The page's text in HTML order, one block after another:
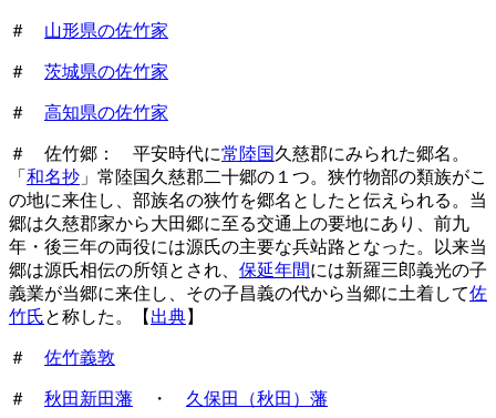
＃ 山形県の佐竹家
＃ 茨城県の佐竹家
＃ 高知県の佐竹家
＃ 佐竹郷： 平安時代に常陸国久慈郡にみられた郷名。
「 和名抄 」常陸国久慈郡二十郷の１つ。狭竹物部の類族がこ
の地に来住し、部族名の狭竹を郷名としたと伝えられる。当
郷は久慈郡家から大田郷に至る交通上の要地にあり、前九
年・後三年の両役には源氏の主要な兵站路となった。以来当
郷は源氏相伝の所領とされ、 保延年間には新羅三郎義光の子
義業が当郷に来住し、その子昌義の代から当郷に土着して佐
竹氏と称した。【 出典】
＃ 佐竹義敦
＃ 秋田新田藩 ・ 久保田（秋田）藩